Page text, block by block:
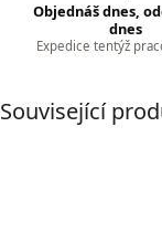
Objednáš dnes,
dnes
Expedice tentýž
Související